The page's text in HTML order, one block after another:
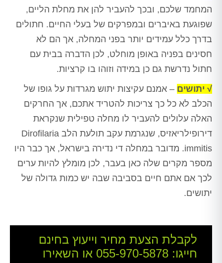
המחמד שלכם, ובכך להעביר להן את מחלת הליים,
שפוגעת באיברים ובמפרקים של בעלי החיים. חתולים
בדרך כלל עמידים יותר בפני המחלה, אך הם לא
חסינים בפניה באופן מוחלט, לכן הדברה בבית עם
חתול נדרשת גם כן במידה וזוהו בו קרציות.
√ יתושים – אמנם עקיצות יתוש מגרדות על גופו של
הכלב לא כל כך צריכות להטריד אתכם, אך החרקים
האלה עלולים להעביר לו מחלה טפילית שנקראת
דירופילריאזיס, שנגרמת עקב תולעת הלב Dirofilaria
immitis. מדובר במחלה די נדירה בישראל, אך כבר היו
מספר מקרים שלה כאן בעבר, לכן מומלץ להיות ערים
לכך אם אתם חיים בסביבה שבה יש כמות גדולה של
יתושים.
לקבלת הצעת מחיר וייעוץ בחינם
חייגו: 055-970-5878 או השאירו